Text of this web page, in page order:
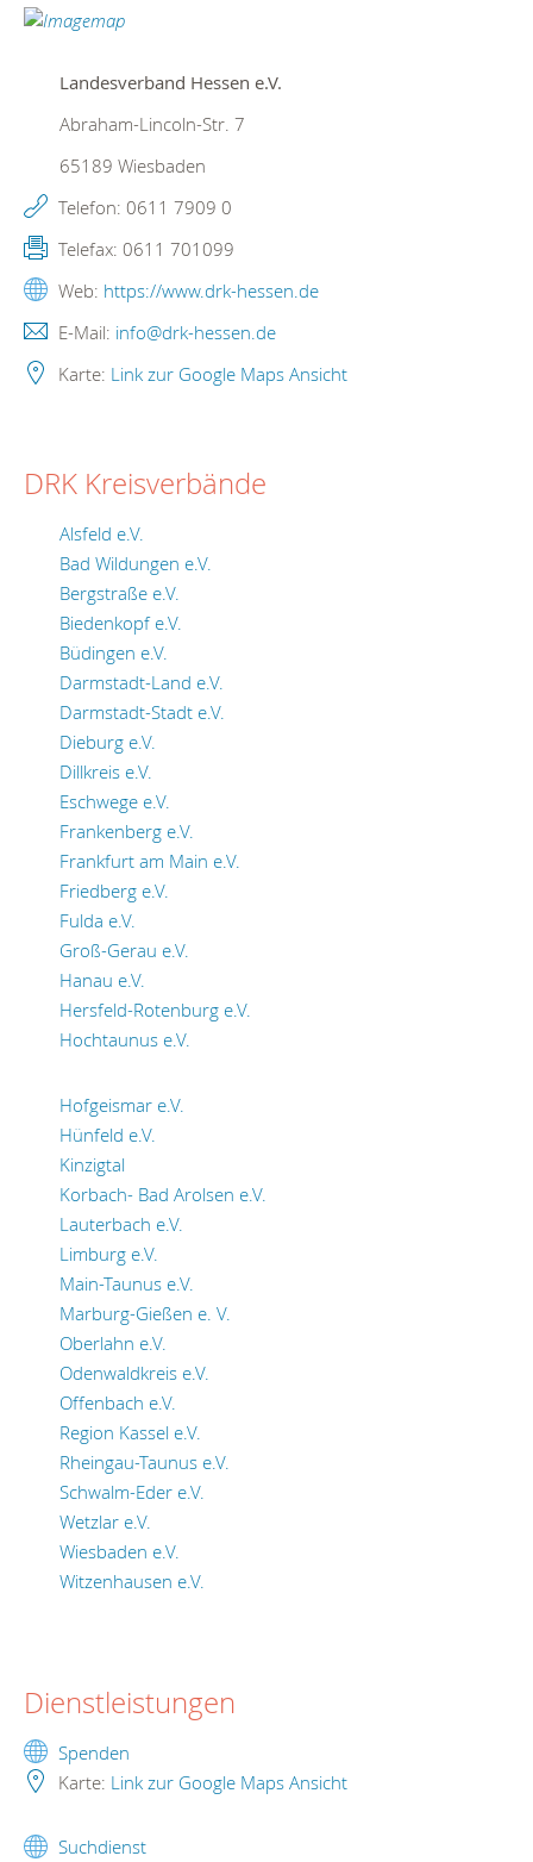
Landesverband Hessen e.V.
Abraham-Lincoln-Str. 7
65189 Wiesbaden
Telefon: 0611 7909 0
Telefax: 0611 701099
Web: https://www.drk-hessen.de
E-Mail: info@drk-hessen.de
Karte: Link zur Google Maps Ansicht
DRK Kreisverbände
Alsfeld e.V.
Bad Wildungen e.V.
Bergstraße e.V.
Biedenkopf e.V.
Büdingen e.V.
Darmstadt-Land e.V.
Darmstadt-Stadt e.V.
Dieburg e.V.
Dillkreis e.V.
Eschwege e.V.
Frankenberg e.V.
Frankfurt am Main e.V.
Friedberg e.V.
Fulda e.V.
Groß-Gerau e.V.
Hanau e.V.
Hersfeld-Rotenburg e.V.
Hochtaunus e.V.
Hofgeismar e.V.
Hünfeld e.V.
Kinzigtal
Korbach- Bad Arolsen e.V.
Lauterbach e.V.
Limburg e.V.
Main-Taunus e.V.
Marburg-Gießen e. V.
Oberlahn e.V.
Odenwaldkreis e.V.
Offenbach e.V.
Region Kassel e.V.
Rheingau-Taunus e.V.
Schwalm-Eder e.V.
Wetzlar e.V.
Wiesbaden e.V.
Witzenhausen e.V.
Dienstleistungen
Spenden
Karte: Link zur Google Maps Ansicht
Suchdienst